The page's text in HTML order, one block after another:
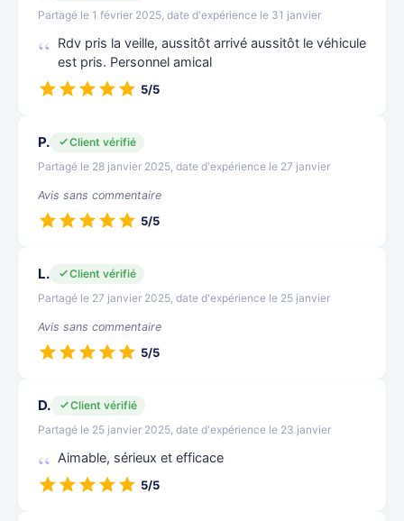
Partagé le 1 février 2025, date d'expérience le 31 janvier
Rdv pris la veille, aussitôt arrivé aussitôt le véhicule
est pris. Personnel amical
5/5
P.
Client vérifié
Partagé le 28 janvier 2025, date d'expérience le 27 janvier
Avis sans commentaire
5/5
L.
Client vérifié
Partagé le 27 janvier 2025, date d'expérience le 25 janvier
Avis sans commentaire
5/5
D.
Client vérifié
Partagé le 25 janvier 2025, date d'expérience le 23 janvier
Aimable, sérieux et efficace
5/5